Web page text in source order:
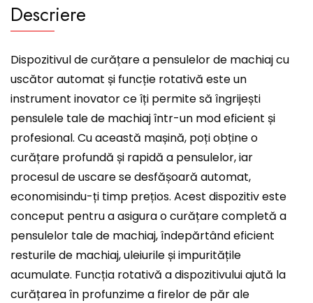
Descriere
Dispozitivul de curățare a pensulelor de machiaj cu
uscător automat și funcție rotativă este un
instrument inovator ce îți permite să îngrijești
pensulele tale de machiaj într-un mod eficient și
profesional. Cu această mașină, poți obține o
curățare profundă și rapidă a pensulelor, iar
procesul de uscare se desfășoară automat,
economisindu-ți timp prețios. Acest dispozitiv este
conceput pentru a asigura o curățare completă a
pensulelor tale de machiaj, îndepărtând eficient
resturile de machiaj, uleiurile și impuritățile
acumulate. Funcția rotativă a dispozitivului ajută la
curățarea în profunzime a firelor de păr ale